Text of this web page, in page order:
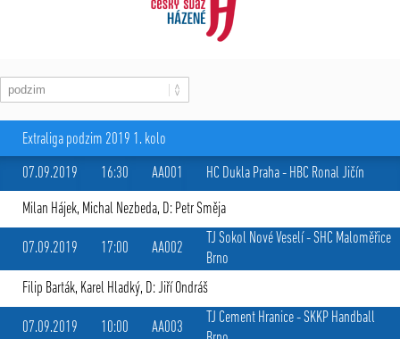
Extraliga podzim 2019 1. kolo
07.09.2019
16:30 AA001 HC Dukla Praha- HBC Ronal Jičín
Milan Hájek, Michal Nezbeda, D: Petr Směja
07.09.2019 17:00 AA002
TJ Sokol Nové Veselí-SHC Maloměřice
Brno
Filip Barták, Karel Hladký, D: Jiří Ondráš
07.09.2019 10:00 AA003
TJ Cement Hranice-SKKP Handball